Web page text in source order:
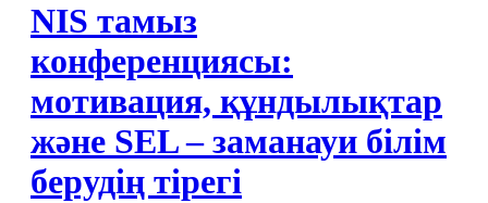
NIS тамыз
конференциясы:
мотивация, құндылықтар
және SEL – заманауи білім
берудің тірегі